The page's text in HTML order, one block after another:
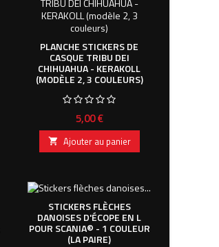
PLANCHE STICKERS DE
CASQUE TRIBU DEI
CHIHUAHUA - KERAKOLL
(MODÈLE 2, 3 COULEURS)
Prix
5,00 €
 Ajouter au panier
STICKERS FLÈCHES
DANOISES D'ÉCOPE EN L
POUR SCANIA© - 1 COULEUR
(LA PAIRE)